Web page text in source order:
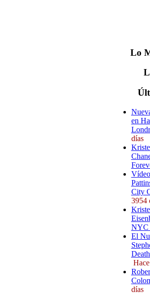
Lo
en
días
City
3954
NYC
El
días